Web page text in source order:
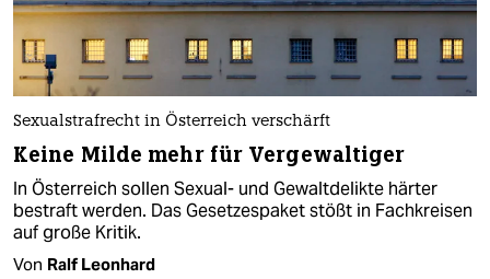
Sexualstrafrecht in Österreich verschärft
Keine Milde mehr für Vergewaltiger
In Österreich sollen Sexual- und Gewaltdelikte härter
bestraft werden. Das Gesetzespaket stößt in Fachkreisen
auf große Kritik.
Von Ralf Leonhard